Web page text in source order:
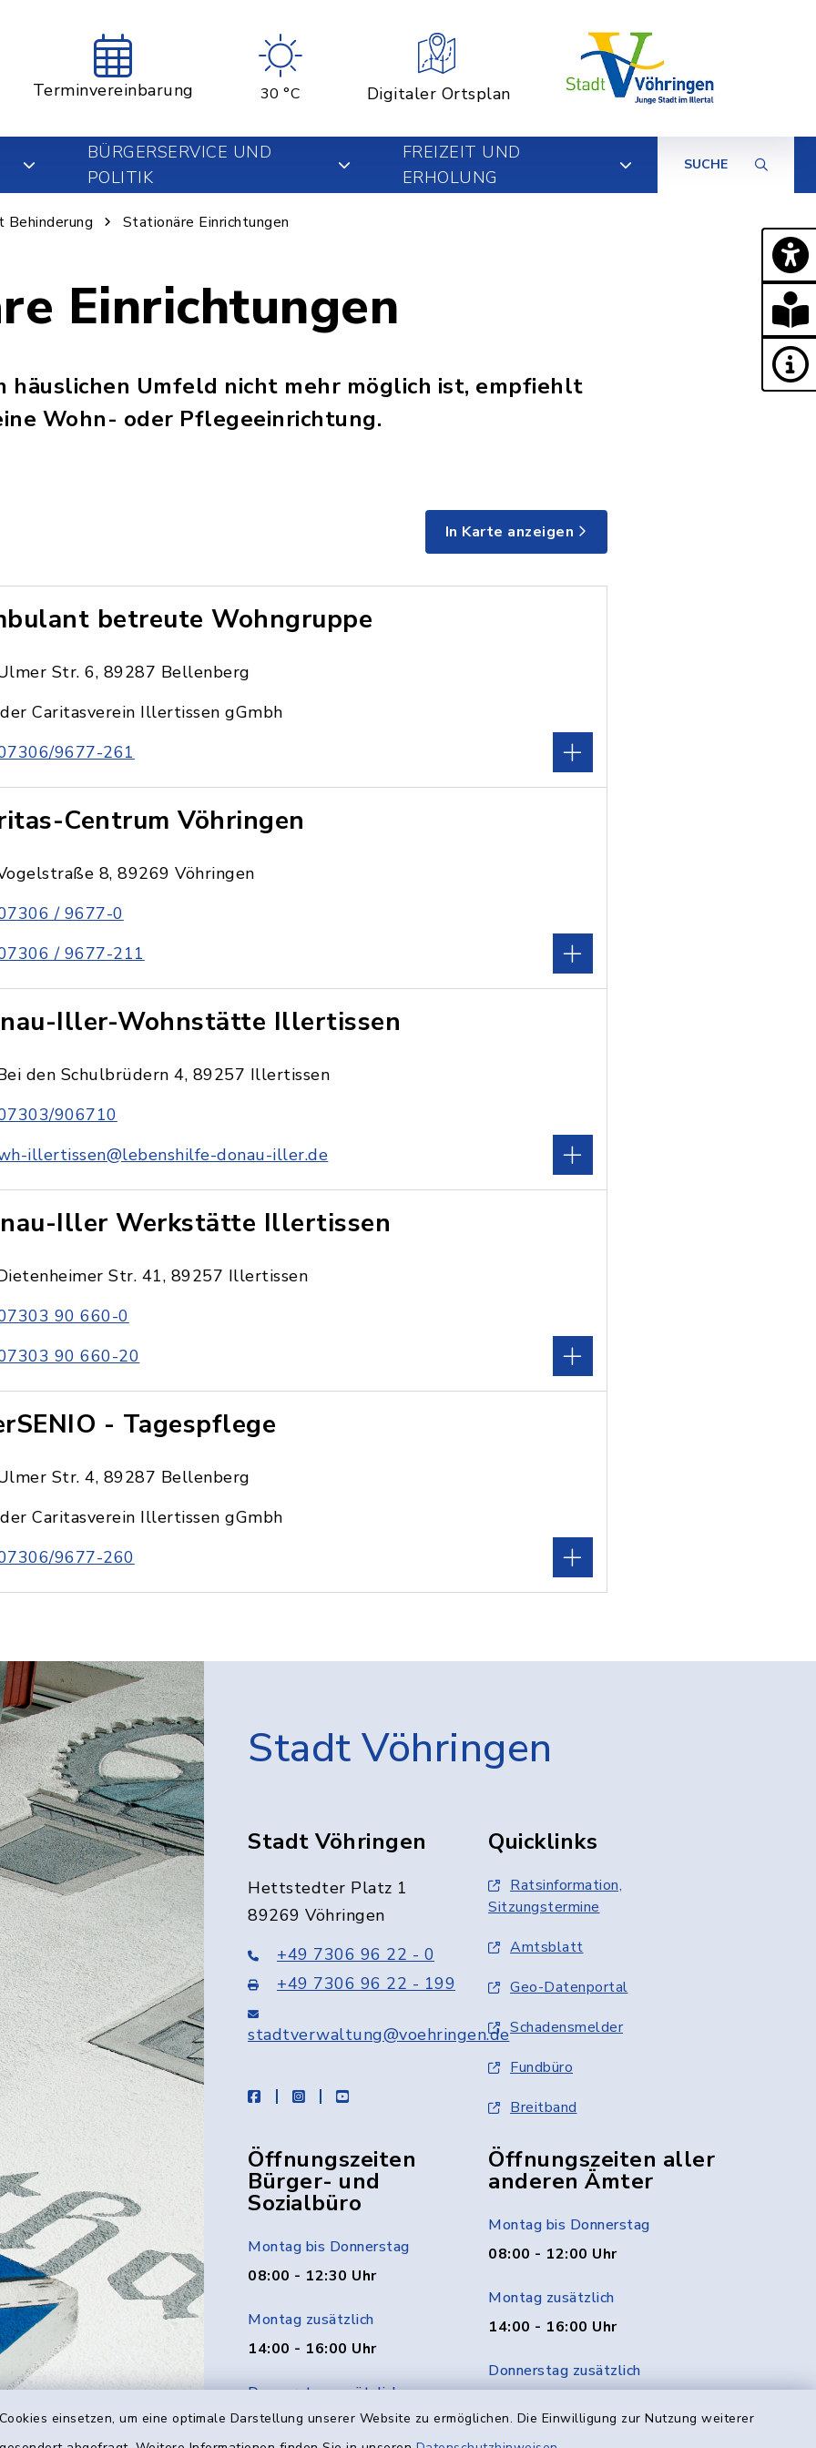
einsetzen, um eine optimale Darstellung unserer Website zu ermöglichen. Die Einwilligung zur Nutzung weiterer
Terminvereinbarung 30 °C Digitaler Ortsplan
BÜRGERSERVICE UND
POLITIK
FREIZEIT UND
ERHOLUNG
SUCHE
Behinderung Stationäre Einrichtungen
Einrichtungen
häuslichen Umfeld nicht mehr möglich ist, empfiehlt
Wohn- oder Pflegeeinrichtung.
In Karte anzeigen
betreute Wohngruppe
Str. 6, 89287 Bellenberg
Caritasverein Illertissen gGmbh
9677-261
Centrum Vöhringen
8, 89269 Vöhringen
/ 9677-0
/ 9677-211
Iller-Wohnstätte Illertissen
den Schulbrüdern 4, 89257 Illertissen
906710
illertissen@lebenshilfe-donau-iller.de
Iller Werkstätte Illertissen
Str. 41, 89257 Illertissen
90 660-0
90 660-20
- Tagespflege
Str. 4, 89287 Bellenberg
Caritasverein Illertissen gGmbh
9677-260
Stadt Vöhringen
Stadt Vöhringen
Hettstedter Platz 1
89269 Vöhringen
+49 7306 96 22 - 0
+49 7306 96 22 - 199
stadtverwaltung@voehringen.de
facebookinstagramyoutube
Quicklinks
Ratsinformation,
Sitzungstermine
Amtsblatt
Geo-Datenportal
Schadensmelder
Fundbüro
Breitband
Öffnungszeiten
Bürger- und
Sozialbüro
Montag bis Donnerstag
08:00 - 12:30 Uhr
Montag zusätzlich
14:00 - 16:00 Uhr
Donnerstag zusätzlich
14:00 - 18:00 Uhr
Öffnungszeiten aller
anderen Ämter
Montag bis Donnerstag
08:00 - 12:00 Uhr
Montag zusätzlich
14:00 - 16:00 Uhr
Donnerstag zusätzlich
Freitag